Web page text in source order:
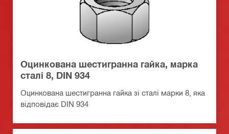
Оцинкована шестигранна гайка, марка
сталі 8, DIN 934
Оцинкована шестигранна гайка зі сталі марки 8, яка
відповідає DIN 934